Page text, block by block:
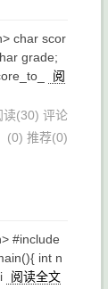
char scor
grade;
阅
读(30) 评论
(0) 推荐(0)
#include
int n
阅读全文